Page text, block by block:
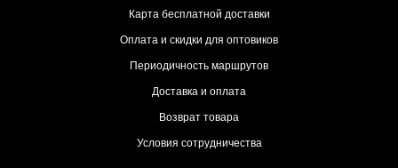
Карта бесплатной доставки
Оплата и скидки для оптовиков
Периодичность маршрутов
Доставка и оплата
Возврат товара
Условия сотрудничества